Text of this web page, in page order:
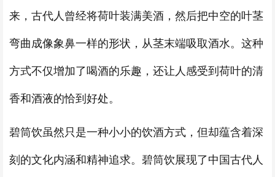
来，古代人曾经将荷叶装满美酒，然后把中空的叶茎
弯曲成像象鼻一样的形状，从茎末端吸取酒水。这种
方式不仅增加了喝酒的乐趣，还让人感受到荷叶的清
香和酒液的恰到好处。
碧筒饮虽然只是一种小小的饮酒方式，但却蕴含着深
刻的文化内涵和精神追求。碧筒饮展现了中国古代人